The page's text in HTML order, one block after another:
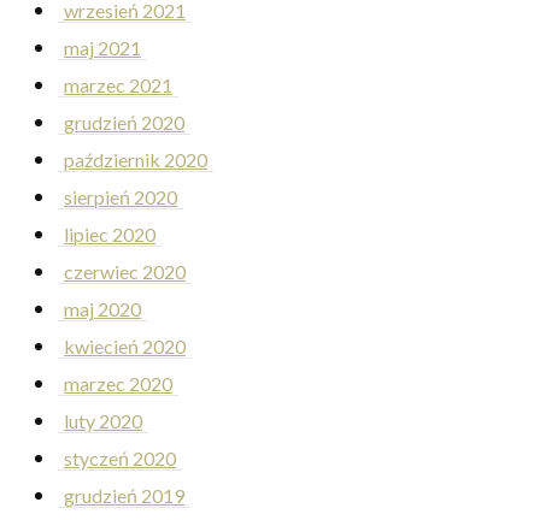
wrzesień 2021
maj 2021
marzec 2021
grudzień 2020
październik 2020
sierpień 2020
lipiec 2020
czerwiec 2020
maj 2020
kwiecień 2020
marzec 2020
luty 2020
styczeń 2020
grudzień 2019